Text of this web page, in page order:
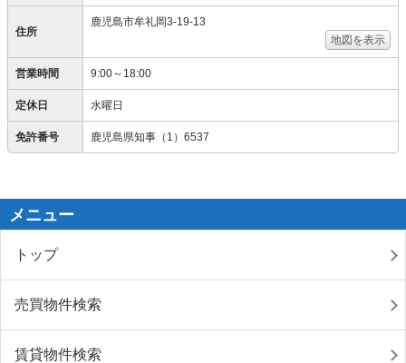
住所
鹿児島市牟礼岡3-19-13
地図を表示
営業時間 9:00～18:00
定休日 水曜日
免許番号 鹿児島県知事（1）6537
メニュー
トップ
売買物件検索
賃貸物件検索